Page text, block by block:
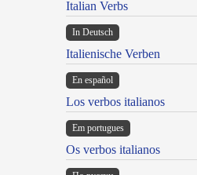
Italian Verbs
In Deutsch
Italienische Verben
En español
Los verbos italianos
Em portugues
Os verbos italianos